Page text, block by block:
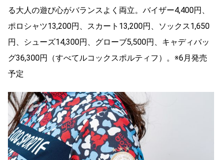
る大人の遊び心がバランスよく両立。バイザー4,400円、
ポロシャツ13,200円、スカート13,200円、ソックス1,650
円、シューズ14,300円、グローブ5,500円、キャディバッ
グ36,300円（すべてルコックスポルティフ）。※6月発売
予定